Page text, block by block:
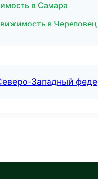
в Самара
в Череповец
Западный